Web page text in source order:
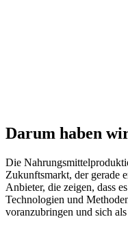
Darum haben
Die
Zukunftsmarkt, der gerade
Anbieter, die zeigen, dass
Technologien und
voranzubringen und sich